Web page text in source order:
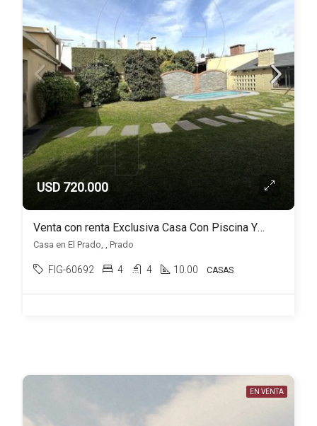
USD 720.000
Venta con renta Exclusiva Casa Con Piscina Y Barbacoa En El Prado, Montevideo
Casa en El Prado, , Prado
FIG-60692 4 4 10.00 CASAS
EN VENTA